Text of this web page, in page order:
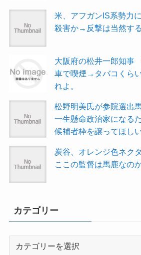
米、アフガンIS系勢力
殺害か→反撃は当然す
大阪府の松井一郎知事
車で喫煙→タバコくら
れよ。
松野明美氏が参院選出
一生懸命政治家になる
候補者枠を譲ってほしい
炭谷、オレンジ色ネク
ここの監督は馬鹿なの
カテゴリー